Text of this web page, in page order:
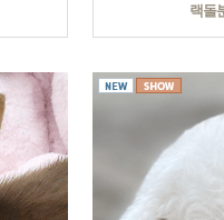
랙돌